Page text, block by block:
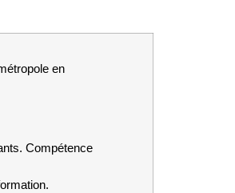
en
Compétence